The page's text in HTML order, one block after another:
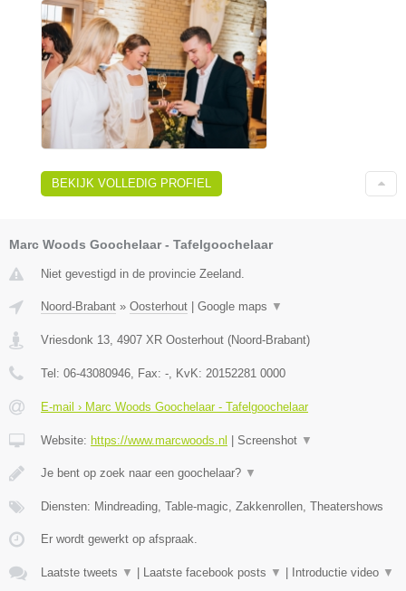
BEKIJK VOLLEDIG PROFIEL
Marc Woods Goochelaar - Tafelgoochelaar
Niet gevestigd in de provincie Zeeland.
Noord-Brabant » Oosterhout Google maps ▼
Vriesdonk 13, 4907 XR Oosterhout (Noord-Brabant)
Tel: 06-43080946, Fax: -, KvK: 20152281 0000
E-mail › Marc Woods Goochelaar - Tafelgoochelaar
Website: https://www.marcwoods.nl Screenshot ▼
Je bent op zoek naar een goochelaar? ▼
Diensten: Mindreading, Table-magic, Zakkenrollen, Theatershows
Er wordt gewerkt op afspraak.
Laatste tweets ▼ Laatste facebook posts ▼ Introductie video ▼